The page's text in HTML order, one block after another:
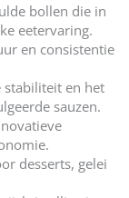
bollen die in
eetervaring.
en consistentie
stabiliteit en het
sauzen.
desserts, gelei